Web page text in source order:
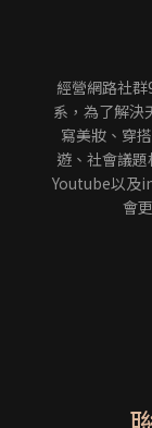
經營網路社
系，為了解決
寫美妝、穿
遊、社會議
Youtube以及
會